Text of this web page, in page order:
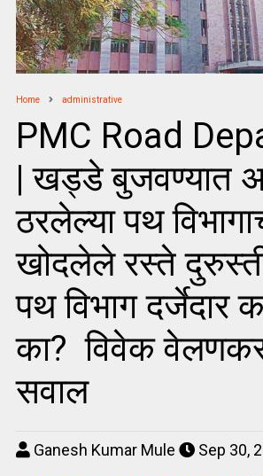
Home administrative
PMC Road
| खड्डे बुजवण्यात
ठरलेल्या पथ
खोदलेले रस्ते
पथ विभाग दर्जेदार
का? विवेक वेलणकर
सवाल
Ganesh Kumar Mule
Sep 30,